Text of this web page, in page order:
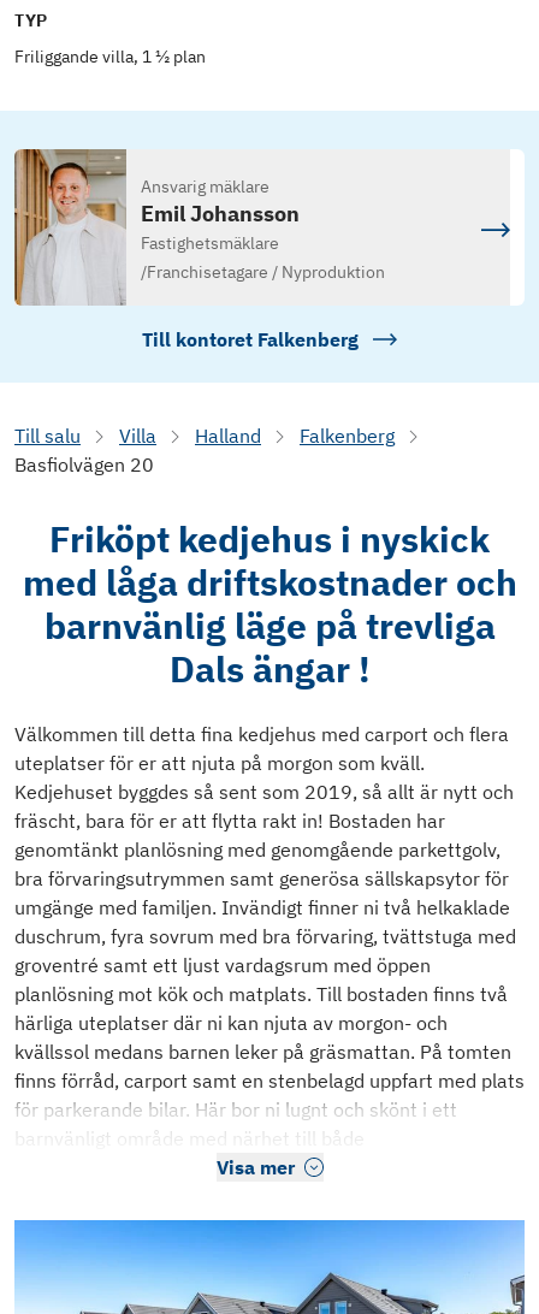
TYP
Friliggande villa, 1 ½ plan
Ansvarig mäklare
Emil Johansson
Fastighetsmäklare
/Franchisetagare / Nyproduktion
Till kontoret Falkenberg
Till salu Villa Halland
Falkenberg
Basfiolvägen 20
Friköpt kedjehus i nyskick
med låga driftskostnader och
barnvänlig läge på trevliga
Dals ängar !
Välkommen till detta fina kedjehus med carport och flera
uteplatser för er att njuta på morgon som kväll.
Kedjehuset byggdes så sent som 2019, så allt är nytt och
fräscht, bara för er att flytta rakt in! Bostaden har
genomtänkt planlösning med genomgående parkettgolv,
bra förvaringsutrymmen samt generösa sällskapsytor för
umgänge med familjen. Invändigt finner ni två helkaklade
duschrum, fyra sovrum med bra förvaring, tvättstuga med
groventré samt ett ljust vardagsrum med öppen
planlösning mot kök och matplats. Till bostaden finns två
härliga uteplatser där ni kan njuta av morgon- och
kvällssol medans barnen leker på gräsmattan. På tomten
finns förråd, carport samt en stenbelagd uppfart med plats
för parkerande bilar. Här bor ni lugnt och skönt i ett
barnvänligt område med närhet till både
Visa mer